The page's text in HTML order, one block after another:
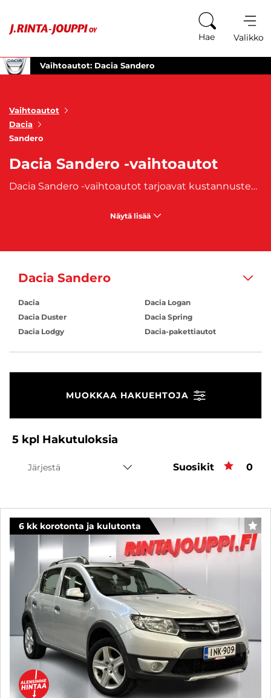
Hae Valikko
Vaihtoautot: Dacia Sandero
Vaihtoautot
Dacia
Sandero
Dacia Sandero -vaihtoautot
Dacia Sandero -vaihtoautot tarjoavat kustannustehokkaan ja käytännöllisen ratkaisun kuljettajille, jotka etsivät edullista mutta luotettavaa autoa arjen ajotarpeisiin. Tämä kompaktimalli on suunniteltu erityisesti kaupunkiajoon ja tarjoaa erinomaista polttoainetaloudellisuutta sekä riittävän tilavuuden niin matkustajille kuin tavaroillekin. Dacia Sandero tunnetaan sen käytännöllisyydestä ja kestävästä rakenteesta, mikä tekee siitä suositun valinnan hintatietoisille kuljettajille ja perheille. Dacia Sandero -vaihtoautot ovat varustettu taloudellisilla ja tehokkailla bensiini- ja dieselmoottoreilla, jotka pitävät käyttökustannukset matalina. Sandero on erityisen sopiva kaupunkiliikenteeseen sen pienen kääntösäteen ja kevyen ajotuntuman ansiosta, mutta se suoriutuu myös pidemmistä maantieajoista mukavasti. Sandero yhdistää ajomukavuuden ja taloudellisuuden, mikä tekee siitä ihanteellisen valinnan päivittäisiin ajoihin.
Näytä lisää
Dacia Sandero
Dacia
Dacia Duster
Dacia Lodgy
Dacia Logan
Dacia Spring
Dacia-pakettiautot
MUOKKAA HAKUEHTOJA
5 kpl Hakutuloksia
Järjestä Suosikit 0
6 kk korotonta ja kulutonta